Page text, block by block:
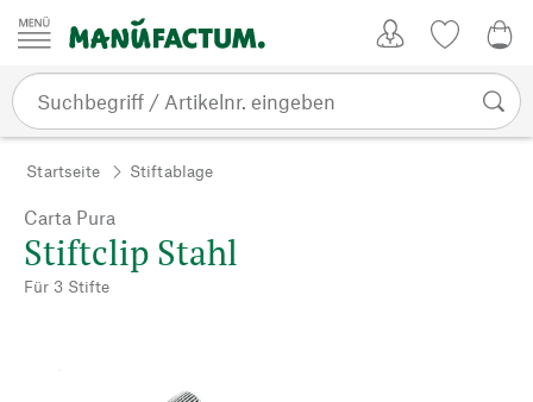
Zum Inhalt springen
Startseite Stiftablage
Carta Pura
Stiftclip Stahl
Für 3 Stifte